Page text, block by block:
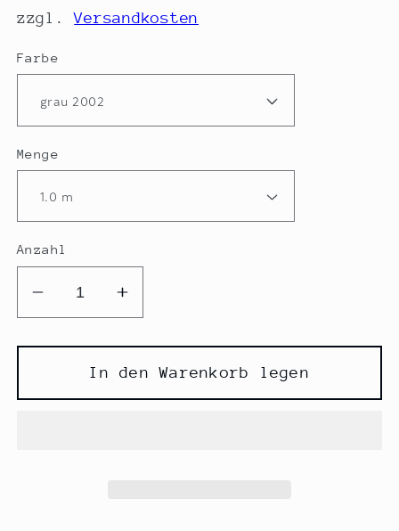
zzgl.Versandkosten
Farbe
Menge
Anzahl
Verringere
die
Menge
Wollwalk
Erhöhe
die
Menge
für
Wollwalk
In den Warenkorb legen